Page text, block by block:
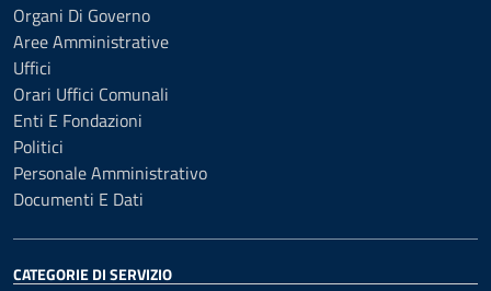
Organi Di Governo
Aree Amministrative
Uffici
Orari Uffici Comunali
Enti E Fondazioni
Politici
Personale Amministrativo
Documenti E Dati
CATEGORIE DI SERVIZIO